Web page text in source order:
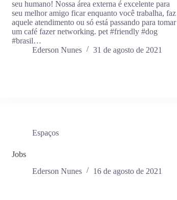
seu humano! Nossa área externa é excelente para
seu melhor amigo ficar enquanto você trabalha, faz
aquele atendimento ou só está passando para tomar
um café fazer networking. pet #friendly #dog
#brasil…
Ederson Nunes
31 de agosto de 2021
Espaços
Jobs
Ederson Nunes
16 de agosto de 2021